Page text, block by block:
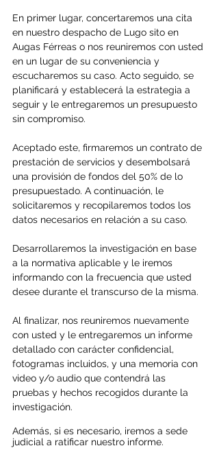
En primer lugar, concertaremos una cita
en nuestro despacho de Lugo sito en
Augas Férreas o nos reuniremos con usted
en un lugar de su conveniencia y
escucharemos su caso. Acto seguido, se
planificará y establecerá la estrategia a
seguir y le entregaremos un presupuesto
sin compromiso.
Aceptado este, firmaremos un contrato de
prestación de servicios y desembolsará
una provisión de fondos del 50% de lo
presupuestado. A continuación, le
solicitaremos y recopilaremos todos los
datos necesarios en relación a su caso.
Desarrollaremos la investigación en base
a la normativa aplicable y le iremos
informando con la frecuencia que usted
desee durante el transcurso de la misma.
Al finalizar, nos reuniremos nuevamente
con usted y le entregaremos un informe
detallado con carácter confidencial,
fotogramas incluidos, y una memoria con
video y/o audio que contendrá las
pruebas y hechos recogidos durante la
investigación.
Además, si es necesario, iremos a sede
judicial a ratificar nuestro informe.